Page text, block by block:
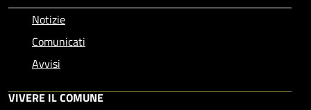
Notizie
Comunicati
Avvisi
VIVERE IL COMUNE